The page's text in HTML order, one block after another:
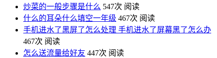
炒菜的一般步骤是什么 547次 阅读
什么的耳朵什么填空一年级 467次 阅读
手机进水了黑屏了怎么处理 手机进水了屏幕黑了怎么办
467次 阅读
怎么送流量给好友 447次 阅读